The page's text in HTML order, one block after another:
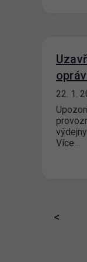
22. 1.
Více…
<